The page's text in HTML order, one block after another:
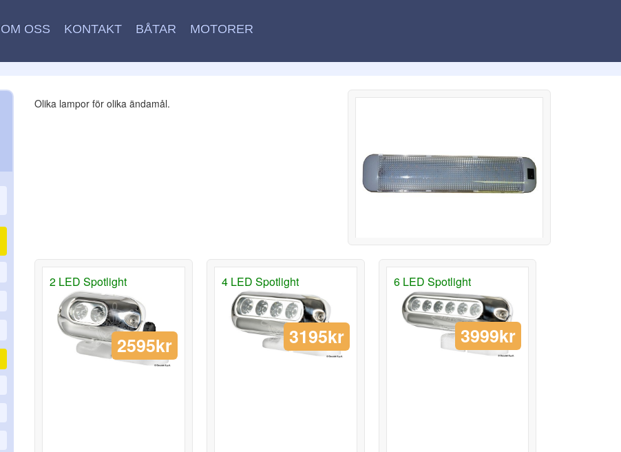
OM OSS KONTAKT BÅTAR MOTORER
Olika lampor för olika ändamål.
2 LED Spotlight
2595kr
4 LED Spotlight
3195kr
6 LED Spotlight
3999kr